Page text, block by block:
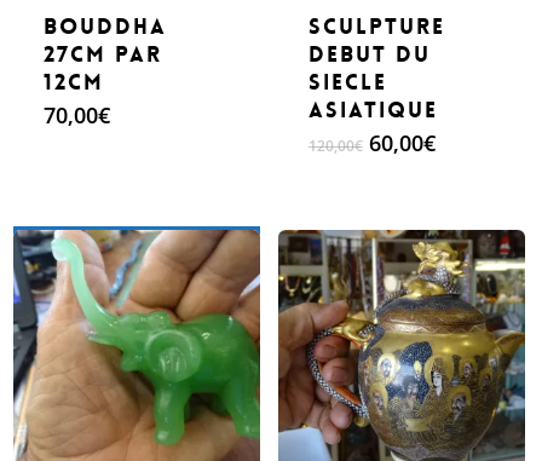
bouddha
27cm par
12cm
70,00€
Make An Offer
Sculpture
debut du
siecle
Asiatique
120,00€ Le
120,00€.
60,00€Le
60,00€.